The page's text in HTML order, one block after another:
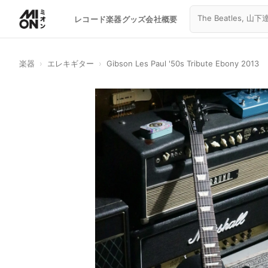
レコード楽器グッズ会社概要
楽器 › エレキギター › Gibson Les Paul '50s Tribute Ebony 2013